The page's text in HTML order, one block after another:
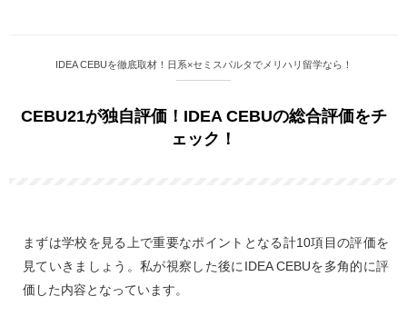
IDEA CEBUを徹底取材！日系×セミスパルタでメリハリ留学なら！
CEBU21が独自評価！IDEA CEBUの総合評価をチ
ェック！
まずは学校を見る上で重要なポイントとなる計10項目の評価を
見ていきましょう。私が視察した後にIDEA CEBUを多角的に評
価した内容となっています。